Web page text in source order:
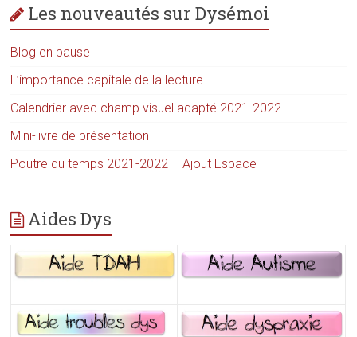
Les nouveautés sur Dysémoi
Blog en pause
L’importance capitale de la lecture
Calendrier avec champ visuel adapté 2021-2022
Mini-livre de présentation
Poutre du temps 2021-2022 – Ajout Espace
Aides Dys